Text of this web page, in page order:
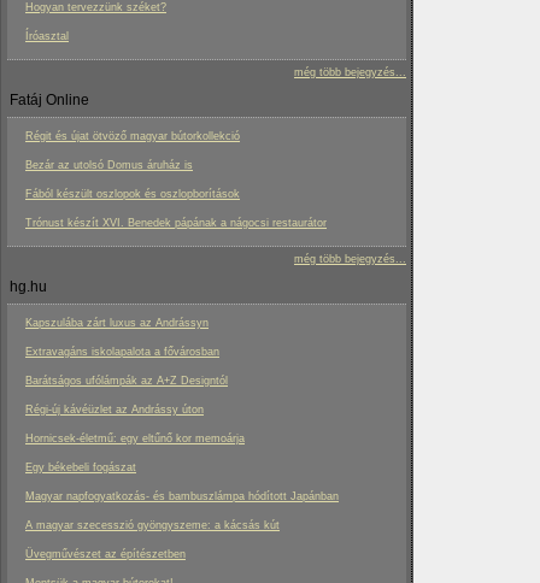
Hogyan tervezzünk széket?
Íróasztal
még több bejegyzés...
Fatáj Online
Régit és újat ötvöző magyar bútorkollekció
Bezár az utolsó Domus áruház is
Fából készült oszlopok és oszlopborítások
Trónust készít XVI. Benedek pápának a nágocsi restaurátor
még több bejegyzés...
hg.hu
Kapszulába zárt luxus az Andrássyn
Extravagáns iskolapalota a fővárosban
Barátságos ufólámpák az A+Z Designtól
Régi-új kávéüzlet az Andrássy úton
Hornicsek-életmű: egy eltűnő kor memoárja
Egy békebeli fogászat
Magyar napfogyatkozás- és bambuszlámpa hódított Japánban
A magyar szecesszió gyöngyszeme: a kácsás kút
Üvegművészet az építészetben